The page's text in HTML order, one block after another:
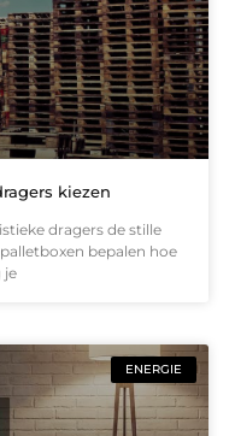
kiezen
dragers de stille
bepalen hoe
je
ENERGIE